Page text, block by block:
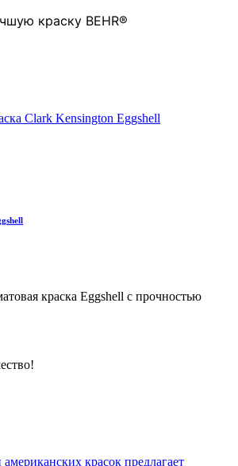
краску BEHR®
краска Eggshell с прочностью